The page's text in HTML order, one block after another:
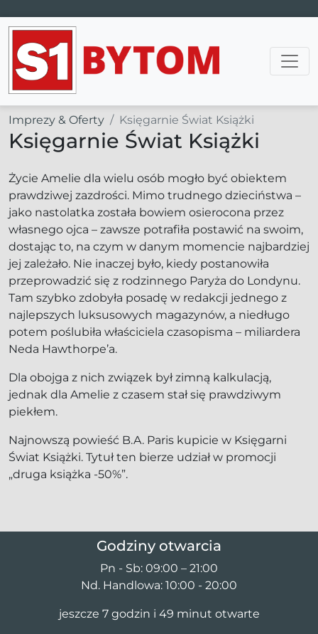
Main Navigation
Imprezy & Oferty Księgarnie Świat Książki
Księgarnie Świat Książki
Życie Amelie dla wielu osób mogło być obiektem
prawdziwej zazdrości. Mimo trudnego dzieciństwa –
jako nastolatka została bowiem osierocona przez
własnego ojca – zawsze potrafiła postawić na swoim,
dostając to, na czym w danym momencie najbardziej
jej zależało. Nie inaczej było, kiedy postanowiła
przeprowadzić się z rodzinnego Paryża do Londynu.
Tam szybko zdobyła posadę w redakcji jednego z
najlepszych luksusowych magazynów, a niedługo
potem poślubiła właściciela czasopisma – miliardera
Neda Hawthorpe’a.
Dla obojga z nich związek był zimną kalkulacją,
jednak dla Amelie z czasem stał się prawdziwym
piekłem.
Najnowszą powieść B.A. Paris kupicie w Księgarni
Świat Książki. Tytuł ten bierze udział w promocji
„druga książka -50%”.
Godziny otwarcia
Pn - Sb: 09:00 – 21:00
Nd. Handlowa: 10:00 - 20:00
jeszcze 7 godzin i 49 minut otwarte